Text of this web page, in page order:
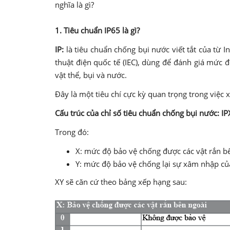
nghĩa là gì?
1. Tiêu chuẩn IP65 là gì?
IP: là tiêu chuẩn chống bụi nước viết tắt của từ
thuật điện quốc tế (IEC), dùng để đánh giá
vật thể, bụi và nước.
Đây là một tiêu chí cực kỳ quan trọng trong việc
Cấu trúc của chỉ số tiêu chuẩn chống bụi nước:
Trong đó:
X: mức độ bảo vệ chống được các vật rắn
Y: mức độ bảo vệ chống lại sự xâm nhập
XY sẽ căn cứ theo bảng xếp hạng sau: